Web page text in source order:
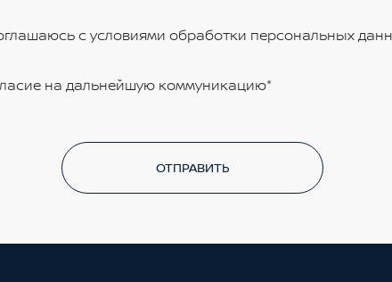
с условиями обработки персональных
на дальнейшую коммуникацию
ОТПРАВИТЬ